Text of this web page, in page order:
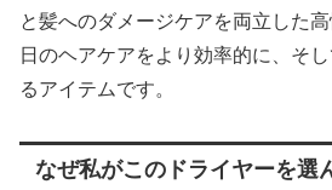
と髪へのダメージケアを両立した
日のヘアケアをより効率的に、そ
るアイテムです。
なぜ私がこのドライヤーを選